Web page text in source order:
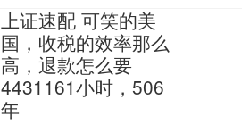
上证速配 可笑的美
国，收税的效率那么
高，退款怎么要
4431161小时，506
年